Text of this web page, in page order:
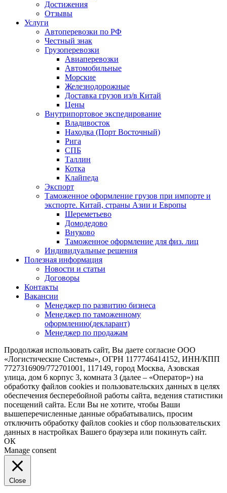
Достижения
Отзывы
Услуги
Автоперевозки по РФ
Честный знак
Грузоперевозки
Авиаперевозки
Автомобильные
Морские
Железнодорожные
Доставка грузов из/в Китай
Цены
Внутрипортовое экспедирование
Владивосток
Находка (Порт Восточный)
Рига
СПБ
Таллин
Котка
Клайпеда
Экспорт
Таможенное оформление грузов при импорте и
экспорте. Китай, страны Азии и Европы
Шереметьево
Домодедово
Внуково
Таможенное оформление для физ. лиц
Индивидуальные решения
Полезная информация
Новости и статьи
Договоры
Контакты
Вакансии
Менеджер по развитию бизнеса
Менеджер по таможенному
оформлению(декларант)
Менеджер по продажам
Продолжая использовать сайт, Вы даете согласие ООО
«Логистические Системы», ОГРН 1177746414152, ИНН/КПП
7727316909/772701001, 117149, город Москва, Азовская
улица, дом 6 корпус 3, комната 3 (далее – «Оператор») на
обработку файлов cookies и пользовательских данных в целях
обеспечения бесперебойной работы сайта, ведения статистики
посещений сайта. Если Вы не хотите, чтобы Ваши
вышеперечисленные данные обрабатывались, просим
отключить обработку файлов cookies и сбор пользовательских
данных в настройках Вашего браузера или покинуть сайт.
ОК
Manage consent
Close